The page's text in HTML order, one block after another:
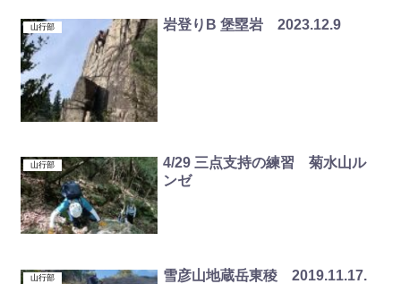
山行部 岩登りB 堡塁岩 2023.12.9
山行部
4/29 三点支持の練習 菊水山ル
ンゼ
山行部 雪彦山地蔵岳東稜 2019.11.17.